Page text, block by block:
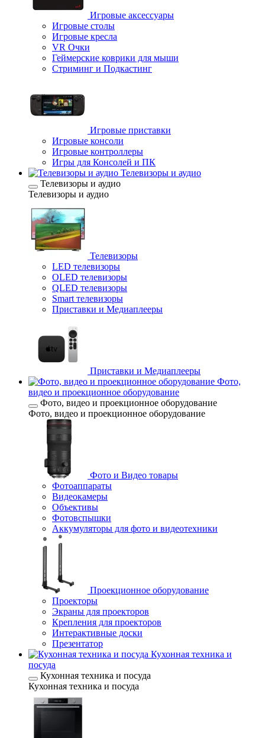
Игровые аксессуары
Игровые столы
Игровые кресла
VR Очки
Геймерские коврики для мыши
Стриминг и Подкастинг
Игровые приставки
Игровые консоли
Игровые контроллеры
Игры для Консолей и ПК
Телевизоры и аудио
Телевизоры и аудио
Телевизоры и аудио
Телевизоры
LED телевизоры
OLED телевизоры
QLED телевизоры
Smart телевизоры
Приставки и Медиаплееры
Приставки и Медиаплееры
Фото,
видео и проекционное оборудование
Фото, видео и проекционное оборудование
Фото, видео и проекционное оборудование
Фото и Видео товары
Фотоаппараты
Видеокамеры
Объективы
Фотовспышки
Аккумуляторы для фото и видеотехники
Проекционное оборудование
Проекторы
Экраны для проекторов
Крепления для проекторов
Интерактивные доски
Презентатор
Кухонная техника и
посуда
Кухонная техника и посуда
Кухонная техника и посуда